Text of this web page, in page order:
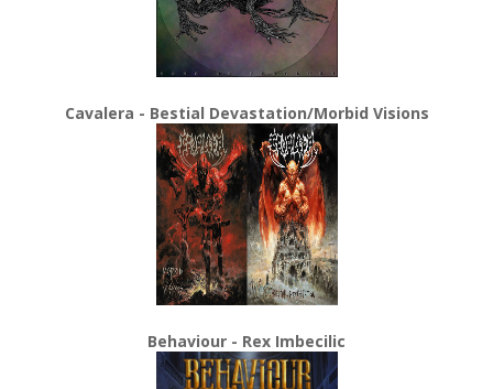
Cavalera - Bestial Devastation/Morbid Visions
Behaviour - Rex Imbecilic